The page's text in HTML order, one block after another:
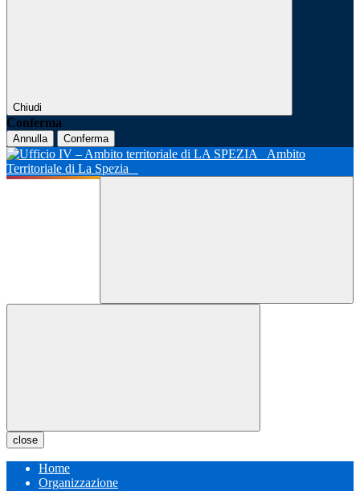
Chiudi
Conferma
Annulla Conferma
Ambito
Territoriale di La Spezia
close
Home
Organizzazione